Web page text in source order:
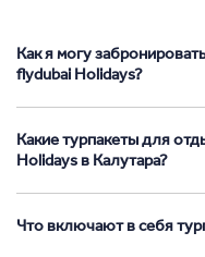
Как я могу
flydubai Holidays?
Какие турпакеты для
Holidays в Калутара?
Что включают в себя